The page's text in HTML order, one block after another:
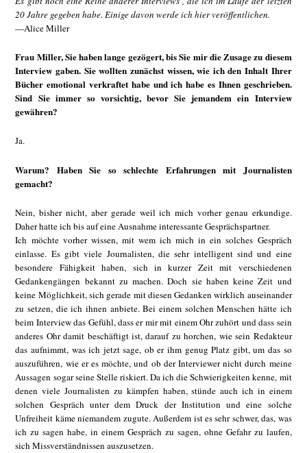
20 Jahre gegeben habe. Einige davon werde ich hier veröffentlichen.
—Alice Miller
Frau Miller, Sie haben lange gezögert, bis Sie mir die Zusage zu diesem
Interview gaben. Sie wollten zunächst wissen, wie ich den Inhalt Ihrer
Bücher emotional verkraftet habe und ich habe es Ihnen geschrieben.
Sind Sie immer so vorsichtig, bevor Sie jemandem ein Interview
gewähren?
Ja.
Warum? Haben Sie so schlechte Erfahrungen mit Journalisten
gemacht?
Nein, bisher nicht, aber gerade weil ich mich vorher genau erkundige.
Daher hatte ich bis auf eine Ausnahme interessante Gesprächspartner.
Ich möchte vorher wissen, mit wem ich mich in ein solches Gespräch
einlasse. Es gibt viele Journalisten, die sehr intelligent sind und eine
besondere Fähigkeit haben, sich in kurzer Zeit mit verschiedenen
Gedankengängen bekannt zu machen. Doch sie haben keine Zeit und
keine Möglichkeit, sich gerade mit diesen Gedanken wirklich auseinander
zu setzen, die ich ihnen anbiete. Bei einem solchen Menschen hätte ich
beim Interview das Gefühl, dass er mir mit einem Ohr zuhört und dass sein
anderes Ohr damit beschäftigt ist, darauf zu horchen, wie sein Redakteur
das aufnimmt, was ich jetzt sage, ob er ihm genug Platz gibt, um das so
auszuführen, wie er es möchte, und ob der Interviewer nicht durch meine
Aussagen sogar seine Stelle riskiert. Da ich die Schwierigkeiten kenne, mit
denen viele Journalisten zu kämpfen haben, stünde auch ich in einem
solchen Gespräch unter dem Druck der Institution und eine solche
Unfreiheit käme niemandem zugute. Außerdem ist es sehr schwer, das, was
ich zu sagen habe, in einem Gespräch zu sagen, ohne Gefahr zu laufen,
sich Missverständnissen auszusetzen.